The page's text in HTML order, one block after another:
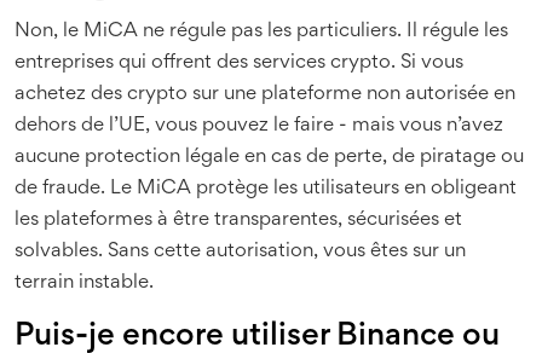
Non, le MiCA ne régule pas les particuliers. Il régule les
entreprises qui offrent des services crypto. Si vous
achetez des crypto sur une plateforme non autorisée en
dehors de l’UE, vous pouvez le faire - mais vous n’avez
aucune protection légale en cas de perte, de piratage ou
de fraude. Le MiCA protège les utilisateurs en obligeant
les plateformes à être transparentes, sécurisées et
solvables. Sans cette autorisation, vous êtes sur un
terrain instable.
Puis-je encore utiliser Binance ou